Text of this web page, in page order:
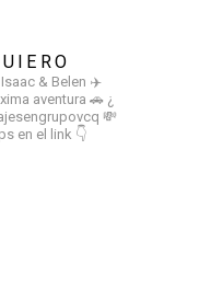
& Belen ✈️
aventura 🚗 ¿
💸
en el link 👇